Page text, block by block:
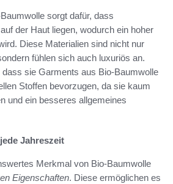
sorgt dafür, dass
der Haut liegen, wodurch ein hoher
Diese Materialien sind nicht nur
fühlen sich auch luxuriös an.
sie Garments aus Bio-Baumwolle
Stoffen bevorzugen, da sie kaum
und ein besseres allgemeines
Jahreszeit
Merkmal von Bio-Baumwolle
Eigenschaften. Diese ermöglichen es